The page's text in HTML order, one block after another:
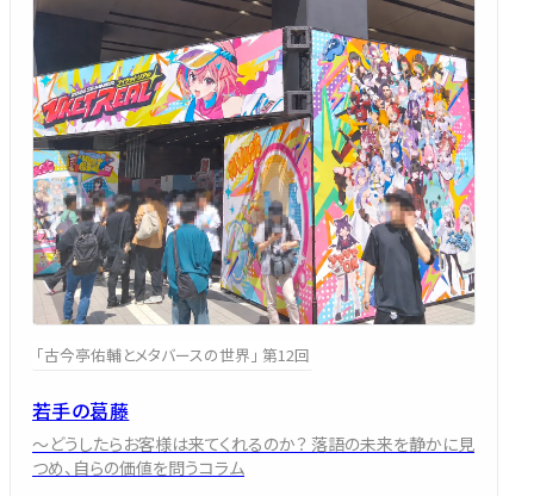
「古今亭佑輔とメタバースの世界」 第12回
若手の葛藤
～どうしたらお客様は来てくれるのか？ 落語の未来を静かに見
つめ、自らの価値を問うコラム